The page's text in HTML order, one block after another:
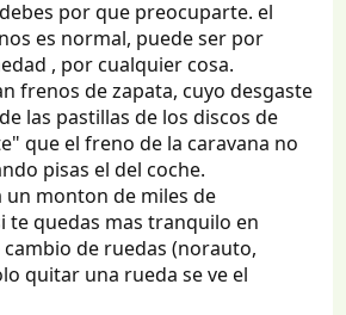
por que preocuparte. el
es normal, puede ser por
, por cualquier cosa.
frenos de zapata, cuyo desgaste
las pastillas de los discos de
que el freno de la caravana no
pisas el del coche.
monton de miles de
te quedas mas tranquilo en
de ruedas (norauto,
quitar una rueda se ve el